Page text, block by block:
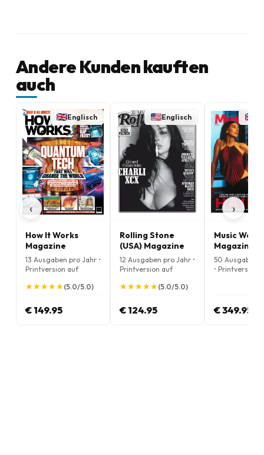
Andere Kunden kauften
auch
‹
Englisch
How It Works
Magazine
13 Ausgaben pro Jahr •
Printversion auf
★
★★
★★
★★
★★
★(5.0/5.0)
€ 149.95
Englisch
Rolling Stone
(USA) Magazine
12 Ausgaben pro Jahr •
Printversion auf
★
★★
★★
★★
★★
★(5.0/5.0)
€ 124.95
Music Week
Magazine
50 Ausgaben
• Printversion
€ 349.95
›